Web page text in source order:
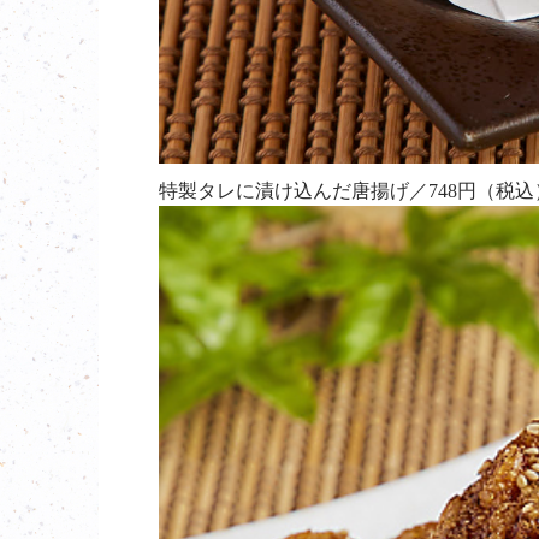
特製タレに漬け込んだ唐揚げ／748円（税込